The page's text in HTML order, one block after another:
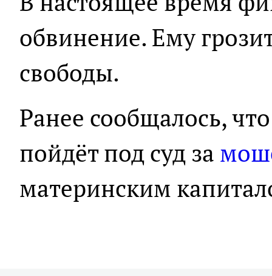
обвинение. Ему
свободы.
Ранее сообщалось,
пойдёт под суд за
материнским